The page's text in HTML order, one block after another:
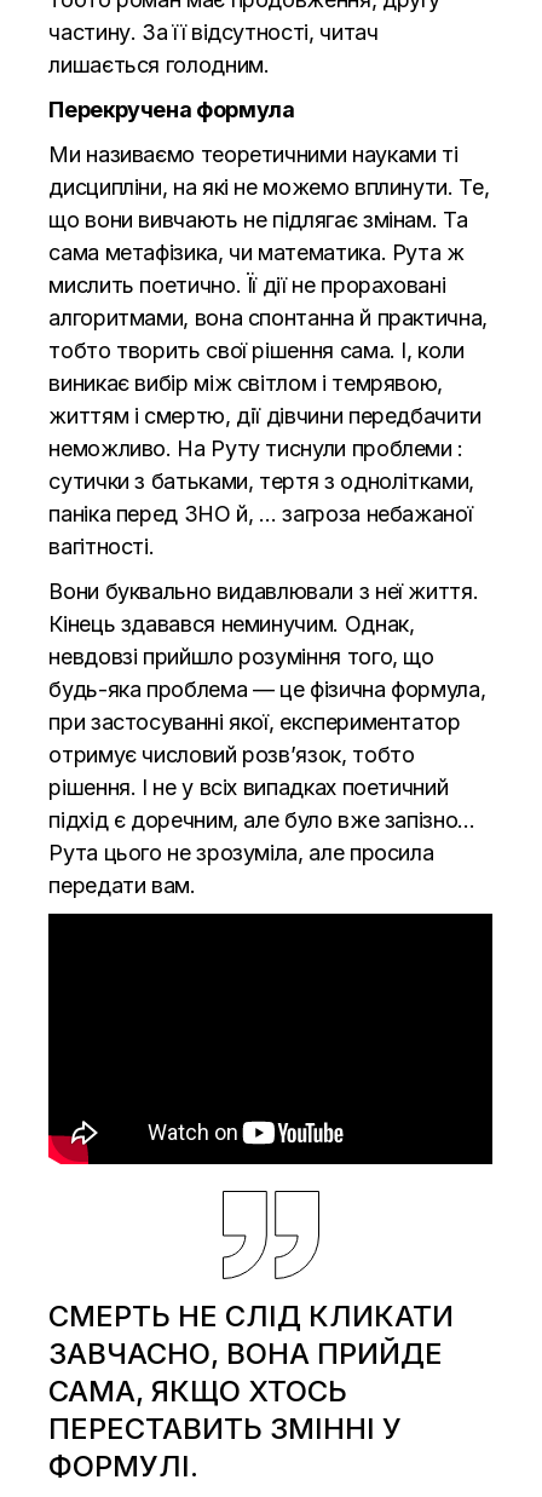
частину. За її відсутності, читач
лишається голодним.
Перекручена формула
Ми називаємо теоретичними науками ті
дисципліни, на які не можемо вплинути. Те,
що вони вивчають не підлягає змінам. Та
сама метафізика, чи математика. Рута ж
мислить поетично. Її дії не прораховані
алгоритмами, вона спонтанна й практична,
тобто творить свої рішення сама. І, коли
виникає вибір між світлом і темрявою,
життям і смертю, дії дівчини передбачити
неможливо. На Руту тиснули проблеми :
сутички з батьками, тертя з однолітками,
паніка перед ЗНО й, … загроза небажаної
вагітності.
Вони буквально видавлювали з неї життя.
Кінець здавався неминучим. Однак,
невдовзі прийшло розуміння того, що
будь-яка проблема — це фізична формула,
при застосуванні якої, експериментатор
отримує числовий розв’язок, тобто
рішення. І не у всіх випадках поетичний
підхід є доречним, але було вже запізно…
Рута цього не зрозуміла, але просила
передати вам.
СМЕРТЬ НЕ СЛІД КЛИКАТИ
ЗАВЧАСНО, ВОНА ПРИЙДЕ
САМА, ЯКЩО ХТОСЬ
ПЕРЕСТАВИТЬ ЗМІННІ У
ФОРМУЛІ.